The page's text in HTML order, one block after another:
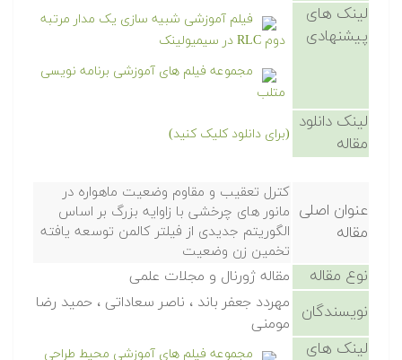
لینک های
پیشنهادی
فیلم آموزشی شبیه سازی یک مدار مرتبه
دوم RLC در سیمیولینک
مجموعه فیلم های آموزشی برنامه نویسی
متلب
لینک دانلود
مقاله
(برای دانلود کلیک کنید)
عنوان اصلی
مقاله
کترل تعقیب و مقاوم وضعیت ماهواره در
مانور های چرخشی با زاوایه بزرگ بر اساس
الگوریتم جدیدی از فیلتر کالمن توسعه یافته
تخمین زن وضعیت
نوع مقاله مقاله ژورنال و مجلات علمی
نویسندگان
مهردد جعفر باند ، ناصر سعاداتی ، حمید رضا
مومنی
لینک های
مجموعه فیلم های آموزشی محیط طراحی